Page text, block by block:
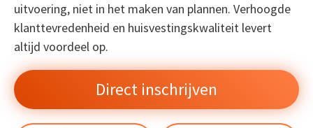
uitvoering, niet in het maken van plannen. Verhoogde
klanttevredenheid en huisvestingskwaliteit levert
altijd voordeel op.
Direct inschrijven